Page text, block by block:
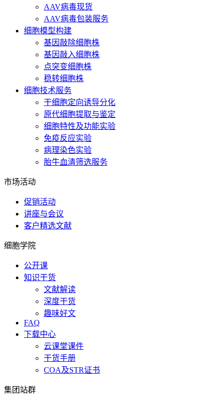
AAV病毒现货
AAV病毒包装服务
细胞模型构建
基因敲除细胞株
基因敲入细胞株
点突变细胞株
稳转细胞株
细胞技术服务
干细胞定向诱导分化
原代细胞提取与鉴定
细胞特性及功能实验
免疫反应实验
病理染色实验
胎牛血清筛选服务
市场活动
促销活动
讲座与会议
客户精选文献
细胞学院
公开课
知识干货
文献解读
深度干货
趣味好文
FAQ
下载中心
云课堂课件
干货手册
COA及STR证书
集团站群